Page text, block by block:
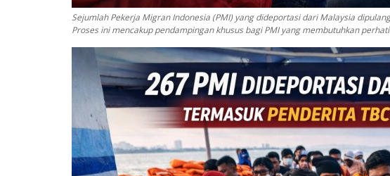
Sejumlah Pekerja Migran Indonesia (PMI) yang dideportasi dari Malaysia
Proses ini mencakup pendampingan khusus bagi PMI yang membutuhkan